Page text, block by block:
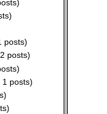
posts)
posts)
posts)